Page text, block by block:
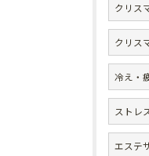
クリス
クリス
冷え・
ストレ
エステ